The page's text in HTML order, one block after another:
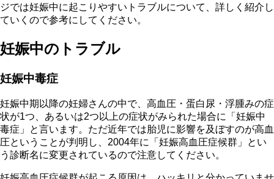
ジでは妊娠中に起こりやすいトラブルについて、詳しく紹介し
ていくので参考にしてください。
妊娠中のトラブル
妊娠中毒症
妊娠中期以降の妊婦さんの中で、高血圧・蛋白尿・浮腫みの症
状が1つ、あるいは2つ以上の症状がみられた場合に「妊娠中
毒症」と言います。ただ近年では胎児に影響を及ぼすのが高血
圧ということが判明し、2004年に「妊娠高血圧症候群」とい
う診断名に変更されているので注意してください。